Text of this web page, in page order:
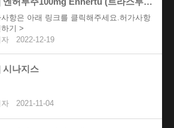
항은 아래 링크를 클릭해주세요.허가사항
기 >
자
2022-12-19
시나지스
자 2021-11-04